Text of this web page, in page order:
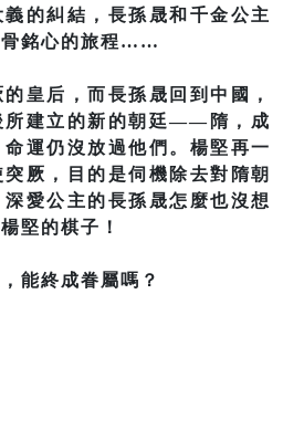
的糾結，長孫晟和千金公主
骨銘心的旅程……
皇后，而長孫晟回到中國，
所建立的新的朝廷——隋，成
運仍沒放過他們。楊堅再一
厥，目的是伺機除去對隋朝
愛公主的長孫晟怎麼也沒想
堅的棋子！
能終成眷屬嗎？